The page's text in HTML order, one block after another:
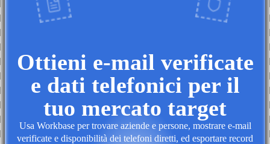
Ottieni e-mail verificate
e dati telefonici per il
tuo mercato target
Usa Workbase per trovare aziende e persone, mostrare e-mail
verificate e disponibilità dei telefoni diretti, ed esportare record